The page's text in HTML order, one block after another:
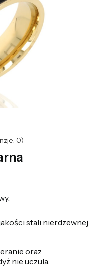
0)
stali nierdzewnej
oraz
nie uczula.